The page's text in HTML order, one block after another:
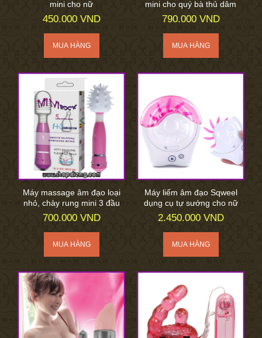
mini cho nữ
450.000 VND
mini cho quý bà thủ dâm
790.000 VND
Máy massage âm đạo loại
nhỏ, chày rung mini 3 đầu
700.000 VND
Máy liếm âm đạo Sqweel
dụng cụ tự sướng cho nữ
2.450.000 VND